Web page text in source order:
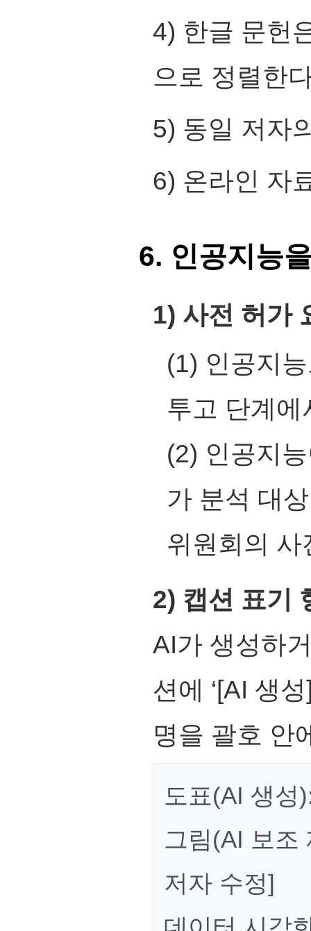
4) 한글 문헌
으로 정렬한
5) 동일 저자
6) 온라인 자
6. 인공지능
1) 사전 허가
(1) 인공지
투고 단계
(2) 인공지
가 분석 대
위원회의
2) 캡션 표기
AI가 생성하
션에 ‘[AI 생
명을 괄호 안
도표(AI 생성
그림(AI 보조
저자 수정]